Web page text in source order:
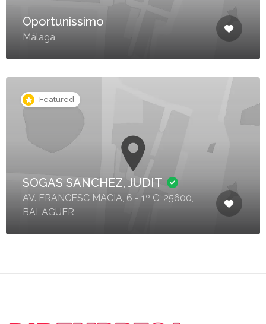
Oportunissimo
Málaga
Featured
SOGAS SANCHEZ, JUDIT
AV. FRANCESC MACIA, 6 - 1º C, 25600,
BALAGUER